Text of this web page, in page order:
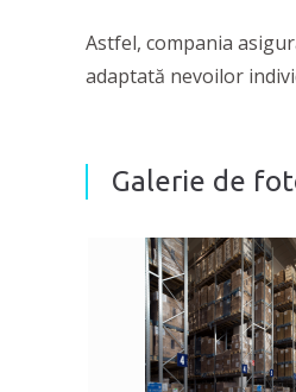
Astfel, compania
adaptată nevoilor
Galerie de